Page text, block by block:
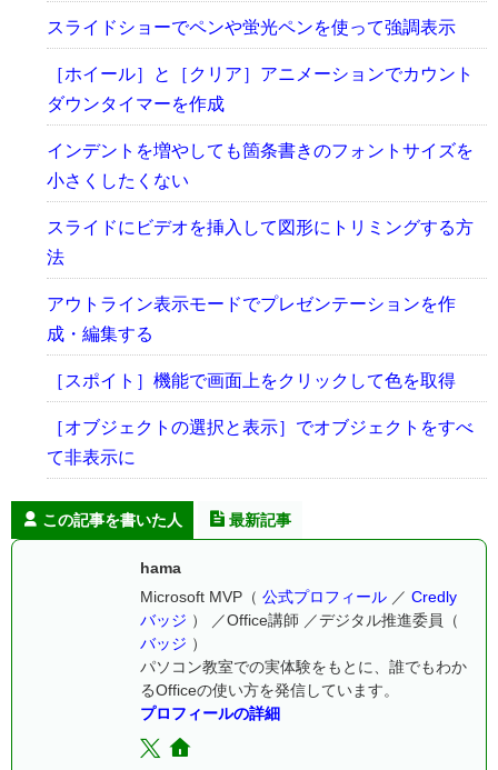
スライドショーでペンや蛍光ペンを使って強調表示
［ホイール］と［クリア］アニメーションでカウント
ダウンタイマーを作成
インデントを増やしても箇条書きのフォントサイズを
小さくしたくない
スライドにビデオを挿入して図形にトリミングする方
法
アウトライン表示モードでプレゼンテーションを作
成・編集する
［スポイト］機能で画面上をクリックして色を取得
［オブジェクトの選択と表示］でオブジェクトをすべ
て非表示に
この記事を書いた人 最新記事
hama
Microsoft MVP（ 公式プロフィール ／ Credly
バッジ ） ／Office講師 ／デジタル推進委員（
バッジ ）
パソコン教室での実体験をもとに、誰でもわか
るOfficeの使い方を発信しています。
プロフィールの詳細